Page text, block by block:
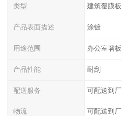
类型 建筑覆膜板
产品表面描述 涂镀
用途范围 办公室墙板
产品性能 耐刮
配送服务 可配送到厂
物流 可配送到厂